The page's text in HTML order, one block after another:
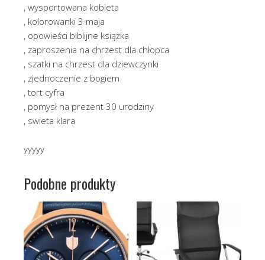
, wysportowana kobieta
, kolorowanki 3 maja
, opowieści biblijne książka
, zaproszenia na chrzest dla chłopca
, szatki na chrzest dla dziewczynki
, zjednoczenie z bogiem
, tort cyfra
, pomysł na prezent 30 urodziny
, swieta klara
yyyyy
Podobne produkty